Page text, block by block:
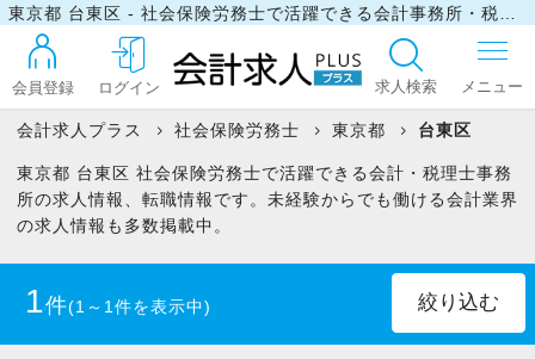
会員登録 ログイン 求人検索
ログイン
会計求人プラス 社会保険労務士 東京都 台東区
東京都 台東区 社会保険労務士で活躍できる会計・税理士事務
所の求人情報、転職情報です。未経験からでも働ける会計業界
の求人情報も多数掲載中。
1件(1～1件を表示中)